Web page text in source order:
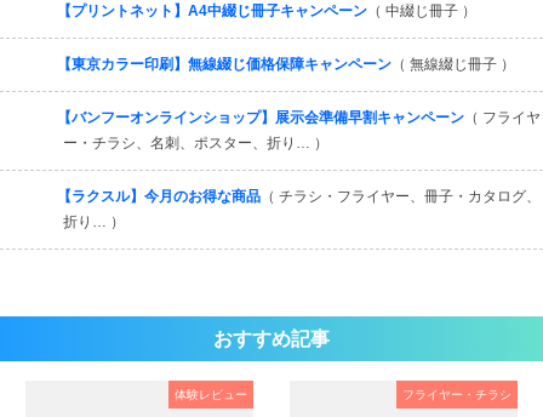
【プリントネット】A4中綴じ冊子キャンペーン （ 中綴じ冊子 ）
【東京カラー印刷】無線綴じ価格保障キャンペーン （ 無線綴じ冊子 ）
【バンフーオンラインショップ】展示会準備早割キャンペーン （ フライヤ
ー・チラシ、名刺、ポスター、折り… ）
【ラクスル】今月のお得な商品 （ チラシ・フライヤー、冊子・カタログ、
折り… ）
おすすめ記事
体験レビュー フライヤー・チラシ